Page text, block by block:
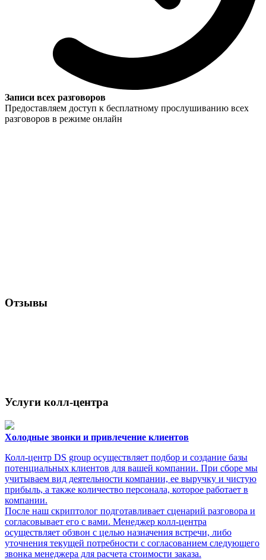
Записи всех разговоров
Предоставляем доступ к бесплатному прослушиванию всех
разговоров в режиме онлайн
Отзывы
Услуги колл-центра
Холодные звонки и привлечение клиентов
Колл-центр DS group осуществляет подбор и создание базы
потенциальных клиентов для вашей компании. При сборе мы
учитываем вид деятельности компании, ее выручку и чистую
прибыль, а также количество персонала, которое работает в
компании.
После наш скриптолог подготавливает сценарий разговора и
согласовывает его с вами. Менеджер колл-центра
осуществляет обзвон с целью назначения встречи, либо
уточнения текущей потребности с согласованием следующего
звонка менеджера для расчета стоимости заказа.